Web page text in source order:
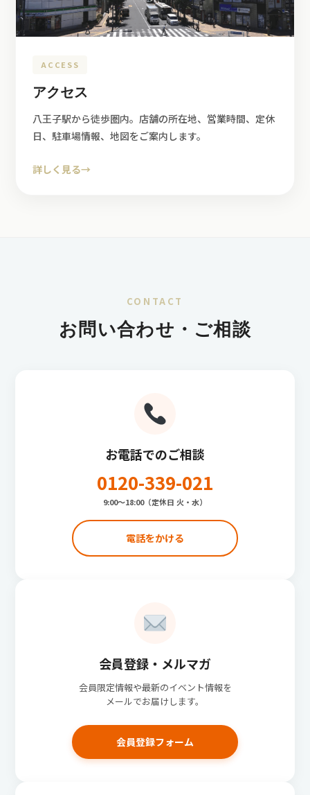
ACCESS
アクセス
八王子駅から徒歩圏内。店舗の所在地、営業時間、定休
日、駐車場情報、地図をご案内します。
詳しく見る→
CONTACT
お問い合わせ・ご相談
お電話でのご相談
0120-339-021
9:00〜18:00（定休日 火・水）
電話をかける
会員登録・メルマガ
会員限定情報や最新のイベント情報を
メールでお届けします。
会員登録フォーム